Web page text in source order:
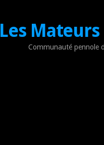
Les
Communauté pennole